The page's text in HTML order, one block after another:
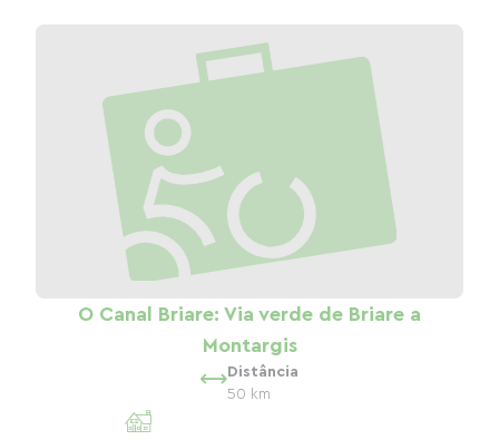
O Canal Briare: Via verde de Briare a
Montargis
Distância
50 km